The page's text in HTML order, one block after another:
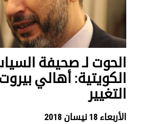
الحوت لـ صحيفة
الكويتية: أهالي
التغيير
الأربعاء 18 نيسان 2018